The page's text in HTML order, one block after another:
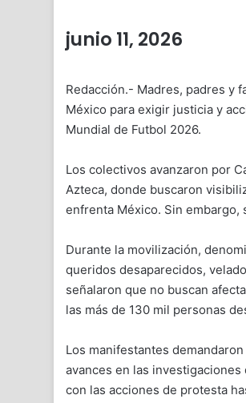
junio 11, 2026
Redacción.- Madres, padres y
México para exigir justicia y
Mundial de Futbol 2026.
Los colectivos avanzaron por
Azteca, donde buscaron
enfrenta México. Sin embargo,
Durante la movilización,
queridos desaparecidos,
señalaron que no buscan
las más de 130 mil personas
Los manifestantes
avances en las
con las acciones de protesta